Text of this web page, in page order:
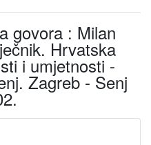
govora : Milan
Hrvatska
i umjetnosti -
Zagreb - Senj